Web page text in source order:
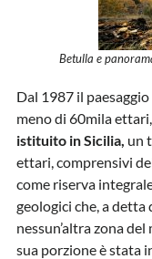
Betulla e
Dal 1987 il paesaggio
meno di 60mila
istituito in Sicilia, un
ettari, comprensivi
come riserva
geologici che, a
nessun’altra zona
sua porzione è stata